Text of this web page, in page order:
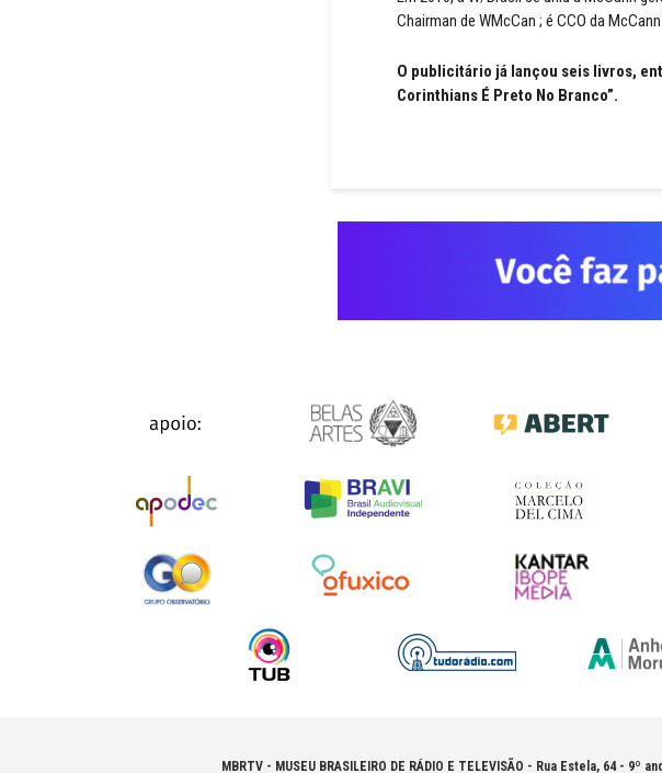
Chairman de WMcCan ; é CCO da
O publicitário já lançou seis livros,
Corinthians É Preto No Branco”.
MBRTV - MUSEU BRASILEIRO DE RÁDIO E TELEVISÃO - Rua Estela, 64 - 9º